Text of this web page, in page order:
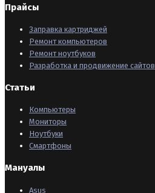
Прайсы
Заправка картриджей
Ремонт компьютеров
Ремонт ноутбуков
Разработка и продвижение сайтов
Статьи
Компьютеры
Мониторы
Ноутбуки
Смартфоны
Мануалы
Asus